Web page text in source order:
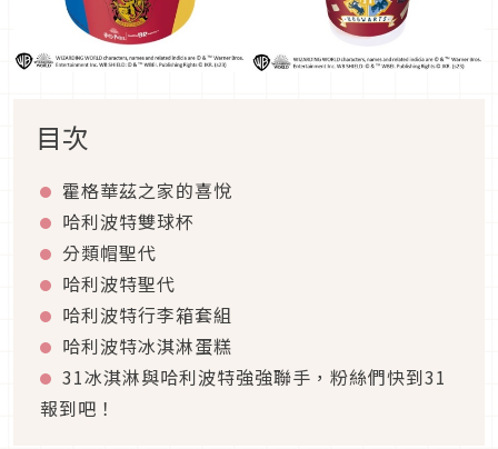
目次
霍格華茲之家的喜悅
哈利波特雙球杯
分類帽聖代
哈利波特聖代
哈利波特行李箱套組
哈利波特冰淇淋蛋糕
31冰淇淋與哈利波特強強聯手，粉絲們快到31
報到吧！